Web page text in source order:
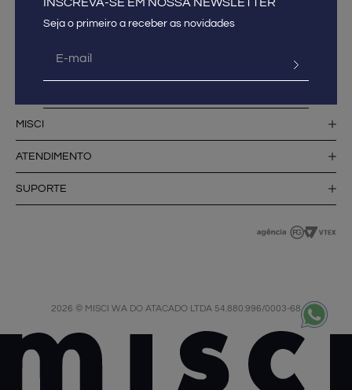
MISCI
ATENDIMENTO
SUPORTE
INSCREVA-SE EM NOSSA NEWSLETTER
2026 © MISCI WA DO ATACADO LTDA 54.880.996/0003-68